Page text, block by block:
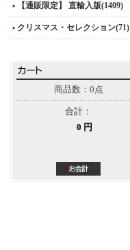
【通販限定】 直輸入版(1409)
クリスマス・セレクション(71)
商品数：0点
合計：
0 円